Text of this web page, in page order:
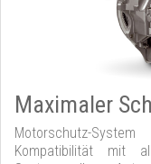
Maximaler
Motorschutz-
Kompatibilität mit